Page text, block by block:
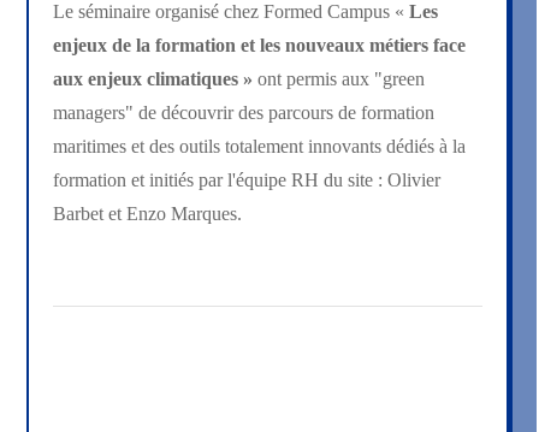
Le séminaire organisé chez Formed Campus «Les
enjeux de la formation et les nouveaux métiers face
aux enjeux climatiques » ont permis aux "green
managers" de découvrir des parcours de formation
maritimes et des outils totalement innovants dédiés à la
formation et initiés par l'équipe RH du site : Olivier
Barbet et Enzo Marques.